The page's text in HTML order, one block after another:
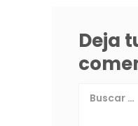
Deja